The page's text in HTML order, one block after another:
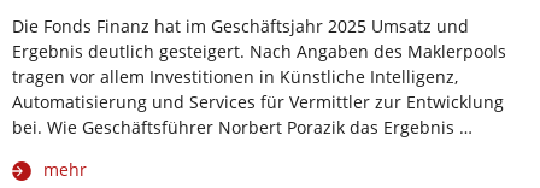
Die Fonds Finanz hat im Geschäftsjahr 2025 Umsatz und
Ergebnis deutlich gesteigert. Nach Angaben des Maklerpools
tragen vor allem Investitionen in Künstliche Intelligenz,
Automatisierung und Services für Vermittler zur Entwicklung
bei. Wie Geschäftsführer Norbert Porazik das Ergebnis …
mehr